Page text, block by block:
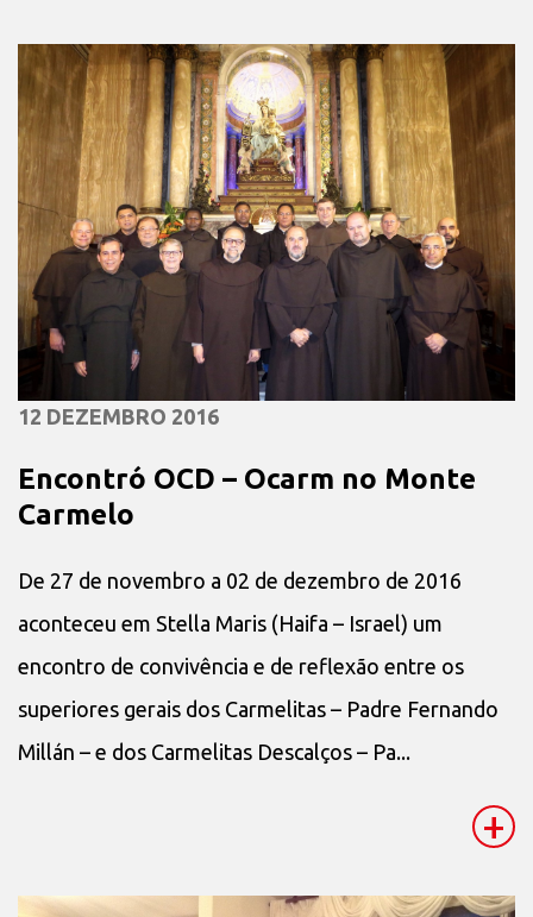
12 DEZEMBRO 2016
Encontró OCD – Ocarm no Monte
Carmelo
De 27 de novembro a 02 de dezembro de 2016
aconteceu em Stella Maris (Haifa – Israel) um
encontro de convivência e de reflexão entre os
superiores gerais dos Carmelitas – Padre Fernando
Millán – e dos Carmelitas Descalços – Pa...
+